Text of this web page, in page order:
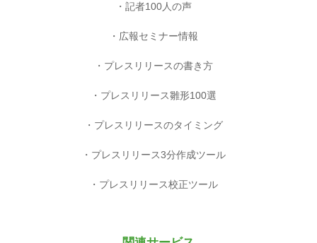
記者100人の声
広報セミナー情報
プレスリリースの書き方
プレスリリース雛形100選
プレスリリースのタイミング
プレスリリース3分作成ツール
プレスリリース校正ツール